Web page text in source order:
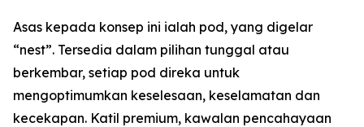
Asas kepada konsep ini ialah pod, yang digelar
“nest”. Tersedia dalam pilihan tunggal atau
berkembar, setiap pod direka untuk
mengoptimumkan keselesaan, keselamatan dan
kecekapan. Katil premium, kawalan pencahayaan